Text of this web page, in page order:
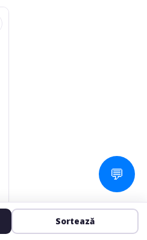
Sortează
💬